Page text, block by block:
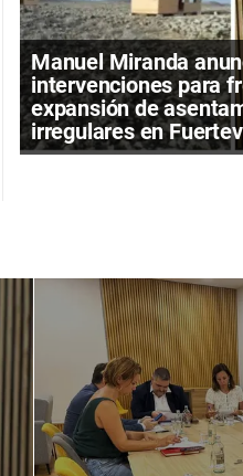
Manuel Miranda
intervenciones para
expansión de
irregulares en